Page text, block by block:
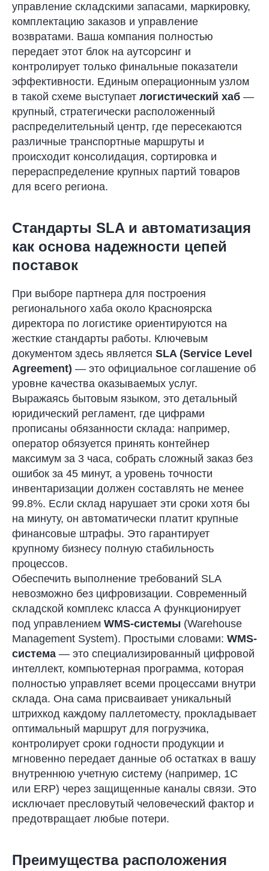
управление складскими запасами, маркировку,
комплектацию заказов и управление
возвратами. Ваша компания полностью
передает этот блок на аутсорсинг и
контролирует только финальные показатели
эффективности. Единым операционным узлом
в такой схеме выступает логистический хаб —
крупный, стратегически расположенный
распределительный центр, где пересекаются
различные транспортные маршруты и
происходит консолидация, сортировка и
перераспределение крупных партий товаров
для всего региона.
Стандарты SLA и автоматизация
как основа надежности цепей
поставок
При выборе партнера для построения
регионального хаба около Красноярска
директора по логистике ориентируются на
жесткие стандарты работы. Ключевым
документом здесь является SLA (Service Level
Agreement) — это официальное соглашение об
уровне качества оказываемых услуг.
Выражаясь бытовым языком, это детальный
юридический регламент, где цифрами
прописаны обязанности склада: например,
оператор обязуется принять контейнер
максимум за 3 часа, собрать сложный заказ без
ошибок за 45 минут, а уровень точности
инвентаризации должен составлять не менее
99.8%. Если склад нарушает эти сроки хотя бы
на минуту, он автоматически платит крупные
финансовые штрафы. Это гарантирует
крупному бизнесу полную стабильность
процессов.
Обеспечить выполнение требований SLA
невозможно без цифровизации. Современный
складской комплекс класса А функционирует
под управлением WMS-системы (Warehouse
Management System). Простыми словами: WMS-
система — это специализированный цифровой
интеллект, компьютерная программа, которая
полностью управляет всеми процессами внутри
склада. Она сама присваивает уникальный
штрихкод каждому паллетоместу, прокладывает
оптимальный маршрут для погрузчика,
контролирует сроки годности продукции и
мгновенно передает данные об остатках в вашу
внутреннюю учетную систему (например, 1С
или ERP) через защищенные каналы связи. Это
исключает пресловутый человеческий фактор и
предотвращает любые потери.
Преимущества расположения